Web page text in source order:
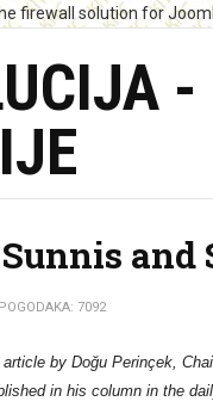
and
POGODAKA: 7092
by Doğu Perinçek,
in his column in the